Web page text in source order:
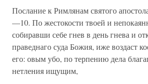
Послание к Римлянам святого
—10. По жестокости твоей и
собиравши себе гнев в день гнева и
праведнаго суда Божия, иже воздаст
его: овым убо, по терпению дела
нетления ищущим,